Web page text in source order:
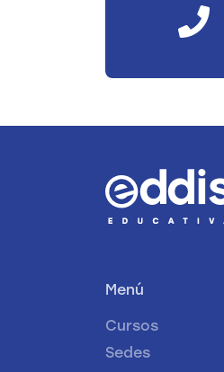
Menú
Cursos
Sedes